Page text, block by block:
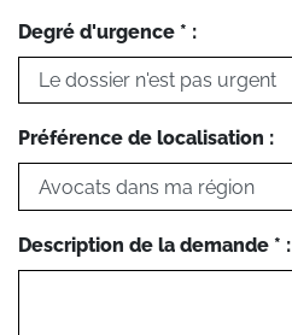
Degré d'urgence * :
Préférence de localisation :
Description de la demande * :